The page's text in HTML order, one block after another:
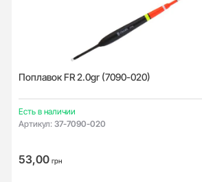
Поплавок FR 2.0gr (7090-020)
Есть в наличии
Артикул: 37-7090-020
53,00 грн